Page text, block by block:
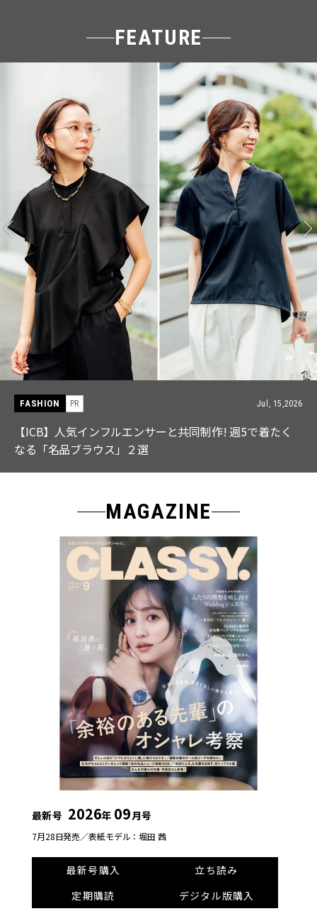
FEATURE
FASHION PR Jul, 15,2026
【ICB】人気インフルエンサーと共同制作! 週5で着たく
なる「名品ブラウス」２選
MAGAZINE
最新号 2026年 09月号
7月28日発売／表紙モデル：堀田 茜
最新号購入
立ち読み
定期購読
デジタル版購入